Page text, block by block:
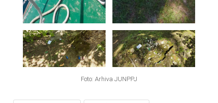
Foto: Arhiva JUNPPJ